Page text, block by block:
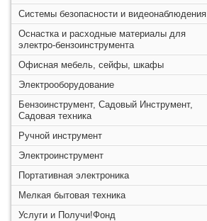
Системы безопасности и видеонаблюдения
Оснастка и расходные материалы для
электро-бензоинструмента
Офисная мебель, сейфы, шкафы
Электрооборудование
Бензоинструмент, Садовый Инструмент,
Садовая техника
Ручной инструмент
Электроинструмент
Портативная электроника
Мелкая бытовая техника
Услуги и Получи!Фонд